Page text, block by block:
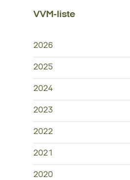
VVM-liste
2026
2025
2024
2023
2022
2021
2020